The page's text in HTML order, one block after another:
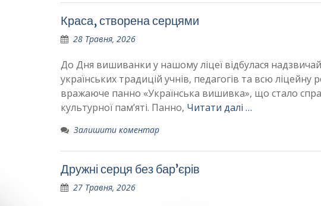
Краса, створена серцями
28 Травня, 2026
До Дня вишиванки у нашому ліцеї відбулася
українських традицій учнів, педагогів та всю
вражаюче панно «Українська вишивка», що стало
культурної пам’яті. Панно, Читати далі …
Залишити коментар
Дружні серця без бар’єрів
27 Травня, 2026